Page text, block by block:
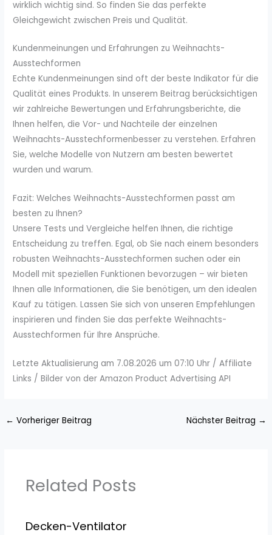
wirklich wichtig sind. So finden Sie das perfekte
Gleichgewicht zwischen Preis und Qualität.
Kundenmeinungen und Erfahrungen zu Weihnachts-
Ausstechformen
Echte Kundenmeinungen sind oft der beste Indikator für die
Qualität eines Produkts. In unserem Beitrag berücksichtigen
wir zahlreiche Bewertungen und Erfahrungsberichte, die
Ihnen helfen, die Vor- und Nachteile der einzelnen
Weihnachts-Ausstechformenbesser zu verstehen. Erfahren
Sie, welche Modelle von Nutzern am besten bewertet
wurden und warum.
Fazit: Welches Weihnachts-Ausstechformen passt am
besten zu Ihnen?
Unsere Tests und Vergleiche helfen Ihnen, die richtige
Entscheidung zu treffen. Egal, ob Sie nach einem besonders
robusten Weihnachts-Ausstechformen suchen oder ein
Modell mit speziellen Funktionen bevorzugen – wir bieten
Ihnen alle Informationen, die Sie benötigen, um den idealen
Kauf zu tätigen. Lassen Sie sich von unseren Empfehlungen
inspirieren und finden Sie das perfekte Weihnachts-
Ausstechformen für Ihre Ansprüche.
Letzte Aktualisierung am 7.08.2026 um 07:10 Uhr / Affiliate
Links / Bilder von der Amazon Product Advertising API
← Vorheriger Beitrag Nächster Beitrag →
Related Posts
Decken-Ventilator